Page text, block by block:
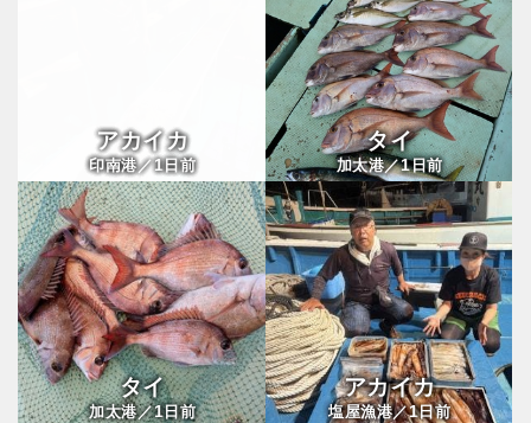
アカイカ
印南港／1日前
タイ
加太港／1日前
タイ
加太港／1日前
アカイカ
塩屋漁港／1日前